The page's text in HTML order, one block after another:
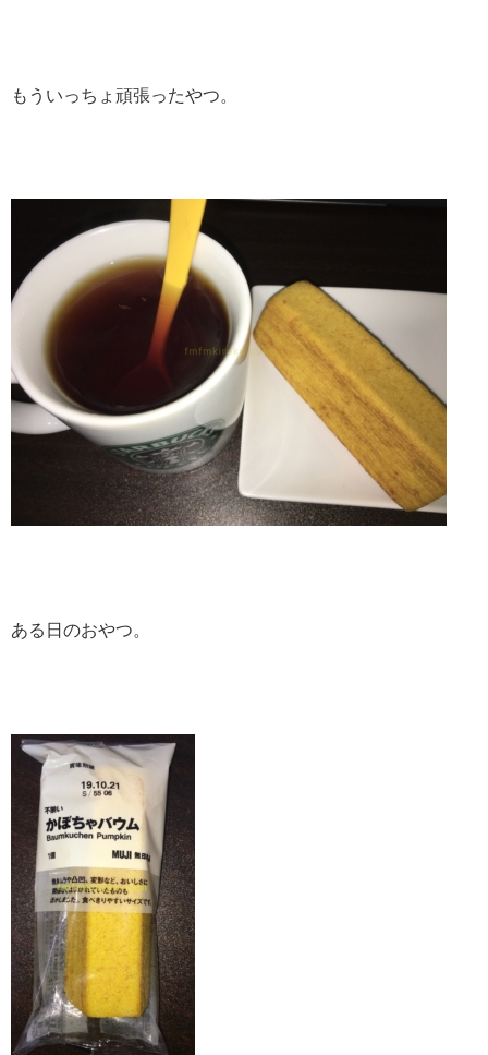
もういっちょ頑張ったやつ。
ある日のおやつ。